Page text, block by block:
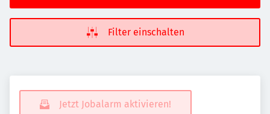
Filter einschalten
Jetzt Jobalarm aktivieren!